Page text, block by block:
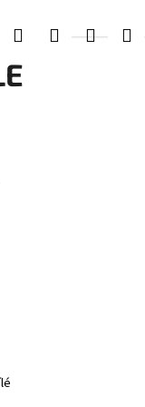
HledatPřihlášení